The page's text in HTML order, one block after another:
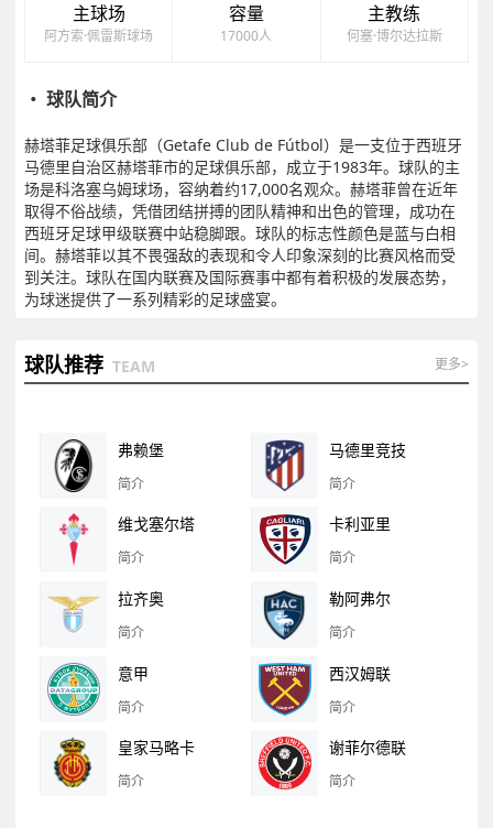
主球场
阿方索·佩雷斯球场
容量
17000人
主教练
何塞·博尔达拉斯
・ 球队简介
赫塔菲足球俱乐部（Getafe Club de Fútbol）是一支位于西班牙
马德里自治区赫塔菲市的足球俱乐部，成立于1983年。球队的主
场是科洛塞乌姆球场，容纳着约17,000名观众。赫塔菲曾在近年
取得不俗战绩，凭借团结拼搏的团队精神和出色的管理，成功在
西班牙足球甲级联赛中站稳脚跟。球队的标志性颜色是蓝与白相
间。赫塔菲以其不畏强敌的表现和令人印象深刻的比赛风格而受
到关注。球队在国内联赛及国际赛事中都有着积极的发展态势，
为球迷提供了一系列精彩的足球盛宴。
球队推荐 TEAM 更多>
弗赖堡
简介
马德里竞技
简介
维戈塞尔塔
简介
卡利亚里
简介
拉齐奥
简介
勒阿弗尔
简介
意甲
简介
西汉姆联
简介
皇家马略卡
简介
谢菲尔德联
简介